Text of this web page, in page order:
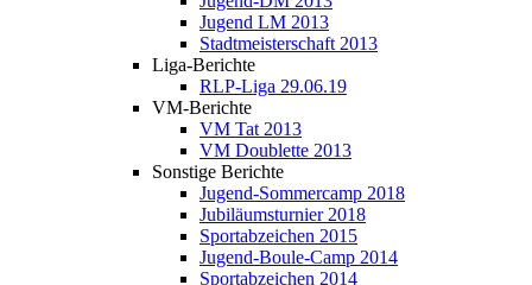
Jugend LM 2013
Stadtmeisterschaft 2013
Liga-Berichte
RLP-Liga 29.06.19
VM-Berichte
VM Tat 2013
VM Doublette 2013
Sonstige Berichte
Jugend-Sommercamp 2018
Jubiläumsturnier 2018
Sportabzeichen 2015
Jugend-Boule-Camp 2014
Sportabzeichen 2014